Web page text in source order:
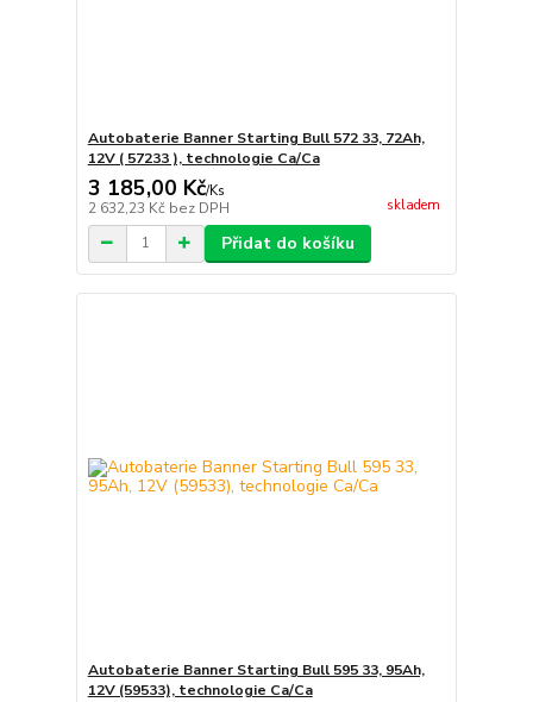
Autobaterie Banner Starting Bull 572 33, 72Ah,
12V ( 57233 ), technologie Ca/Ca
3 185,00 Kč/Ks
2 632,23 Kč bez DPH skladem
Přidat do košíku
Autobaterie Banner Starting Bull 595 33, 95Ah,
12V (59533), technologie Ca/Ca